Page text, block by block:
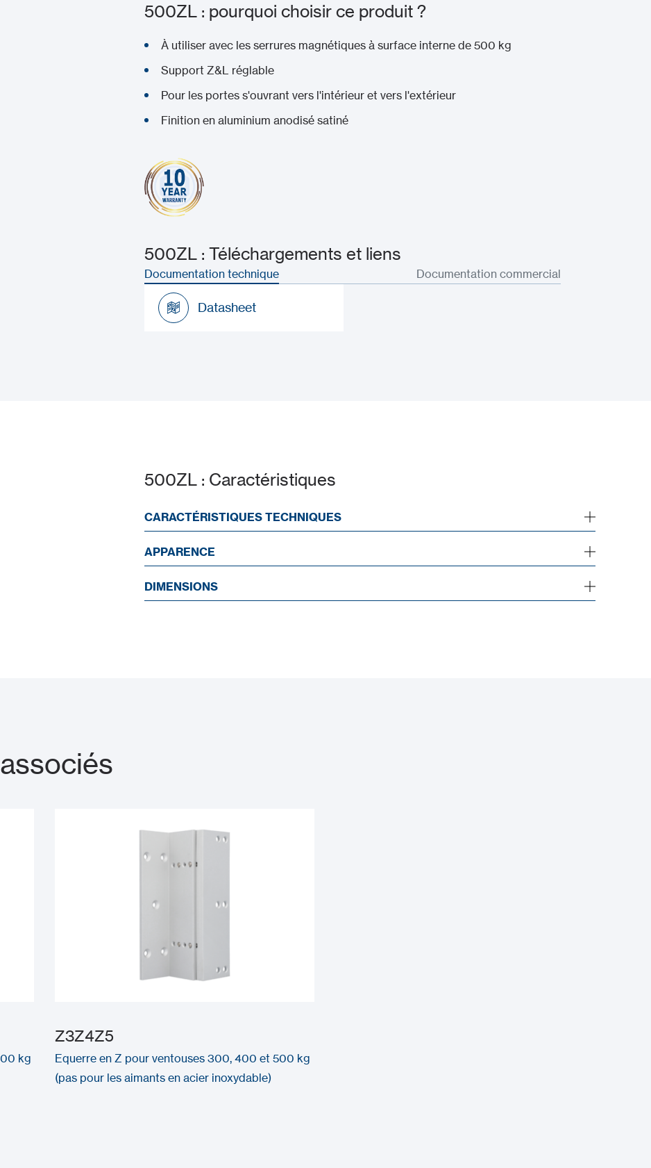
500ZL : pourquoi choisir ce produit ?
À utiliser avec les serrures magnétiques à surface interne de 500 kg
Support Z&L réglable
Pour les portes s'ouvrant vers l'intérieur et vers l'extérieur
Finition en aluminium anodisé satiné
500ZL : Téléchargements et liens
Documentation technique Documentation commercial
Datasheet
500ZL : Caractéristiques
CARACTÉRISTIQUES TECHNIQUES
APPARENCE
DIMENSIONS
kg
Z3Z4Z5
Equerre en Z pour ventouses 300, 400 et 500 kg
(pas pour les aimants en acier inoxydable)